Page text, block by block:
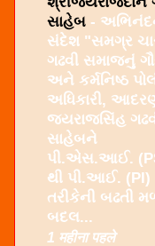
સાહેબ -
સંદેશ "સમગ્ર
ગઢવી સમાજનું
અને કર્મનિષ્ઠ
અધિકારી,
જયરાજસિંહ
સાહેબને
પી.એસ.આઈ.
થી પી.આઈ. (PI)
તરીકેની બઢતી
બદલ...
1 महीना पहले